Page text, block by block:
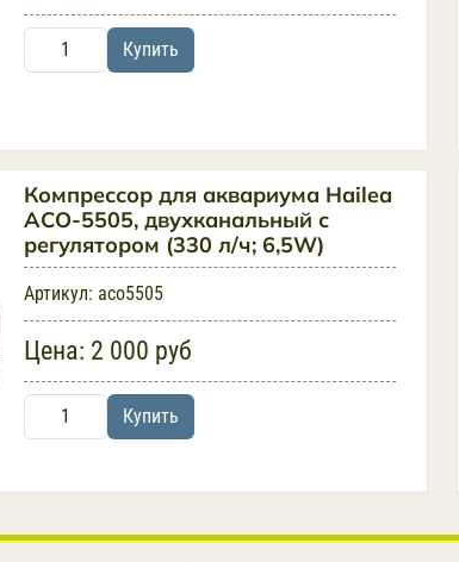
Купить
Компрессор для аквариума Hailea
ACO-5505, двухканальный с
регулятором (330 л/ч; 6,5W)
Артикул: aco5505
Цена: 2 000 руб
Купить